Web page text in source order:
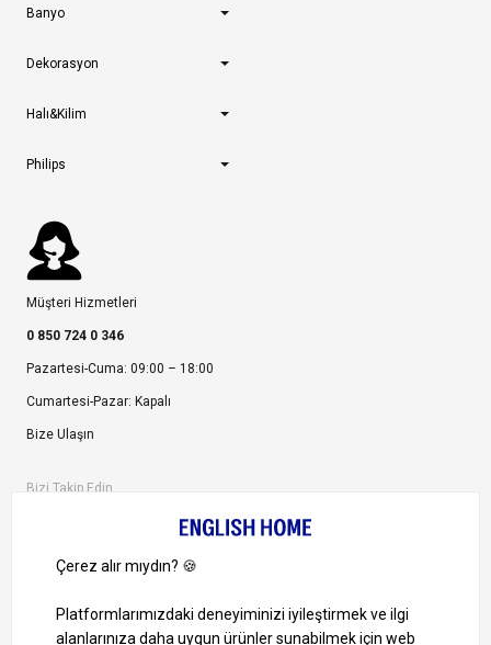
Banyo
Dekorasyon
Halı&Kilim
Philips
Müşteri Hizmetleri
0 850 724 0 346
Pazartesi-Cuma: 09:00 – 18:00
Cumartesi-Pazar: Kapalı
Bize Ulaşın
Bizi Takip Edin
1000 TL ve Üzeri Alışverişlerinizde Kargo Bedava!